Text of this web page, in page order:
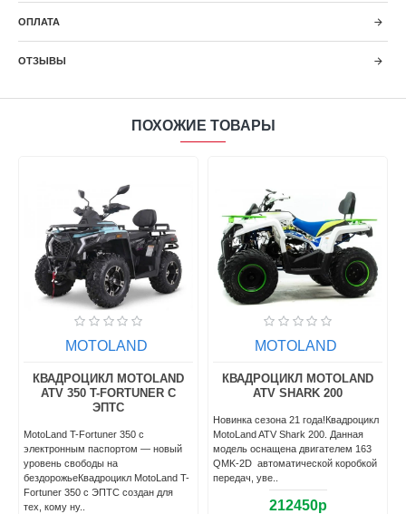
ОПЛАТА
ОТЗЫВЫ
ПОХОЖИЕ ТОВАРЫ
MOTOLAND
КВАДРОЦИКЛ MOTOLAND
ATV 350 T-FORTUNER С
ЭПТС
MotoLand T-Fortuner 350 с
электронным паспортом — новый
уровень свободы на
бездорожьеКвадроцикл MotoLand T-
Fortuner 350 с ЭПТС создан для
тех, кому ну..
MOTOLAND
КВАДРОЦИКЛ MOTOLAND
ATV SHARK 200
Новинка сезона 21 года!Квадроцикл
MotoLand ATV Shark 200. Данная
модель оснащена двигателем 163
QMK-2D автоматической коробкой
передач, уве..
212450р